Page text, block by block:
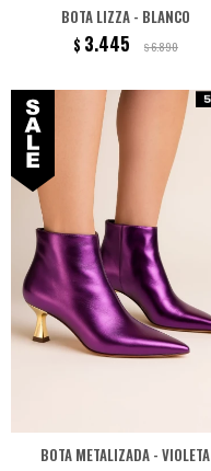
BOTA LIZZA - BLANCO
$ 3.445 $6.890
BOTA METALIZADA - VIOLETA